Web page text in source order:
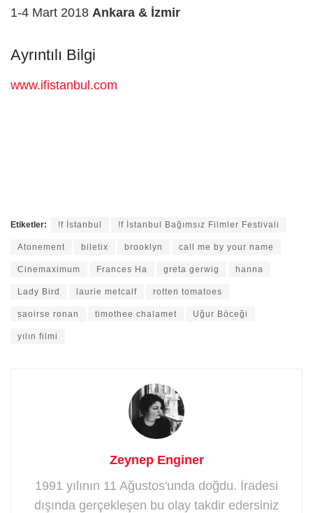
1-4 Mart 2018 Ankara & İzmir
Ayrıntılı Bilgi
www.ifistanbul.com
Etiketler: !f İstanbul !f İstanbul Bağımsız Filmler Festivali
Atonement biletix brooklyn call me by your name
Cinemaximum Frances Ha greta gerwig hanna
Lady Bird laurie metcalf rotten tomatoes
saoirse ronan timothee chalamet Uğur Böceği
yılın filmi
Zeynep Enginer
1991 yılının 11 Ağustos'unda doğdu. İradesi
dışında gerçekleşen bu olay takdir edersiniz